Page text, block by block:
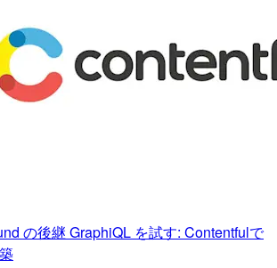
の後継 GraphiQL を試す: Contentfulで